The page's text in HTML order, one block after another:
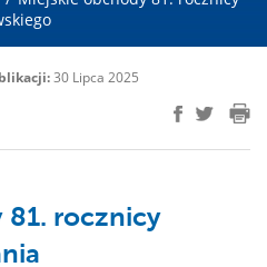
30 Lipca 2025
81. rocznicy